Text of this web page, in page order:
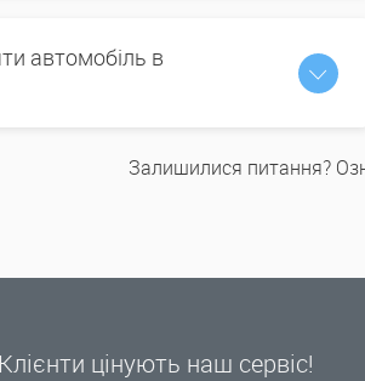
автомобіль в
Залишилися питання?
Клієнти цінують наш сервіс!